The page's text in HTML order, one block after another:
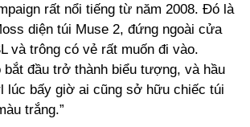
rất nổi tiếng từ năm 2008. Đó là
diện túi Muse 2, đứng ngoài cửa
và trông có vẻ rất muốn đi vào.
bắt đầu trở thành biểu tượng, và hầu
lúc bấy giờ ai cũng sở hữu chiếc túi
trắng.”